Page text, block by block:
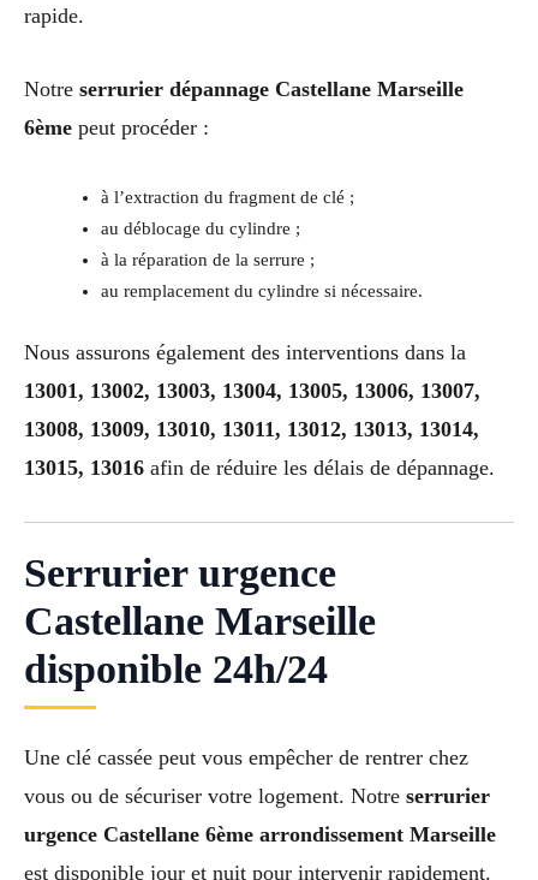
rapide.
Notre serrurier dépannage Castellane Marseille
6ème peut procéder :
à l’extraction du fragment de clé ;
au déblocage du cylindre ;
à la réparation de la serrure ;
au remplacement du cylindre si nécessaire.
Nous assurons également des interventions dans la
13001, 13002, 13003, 13004, 13005, 13006, 13007,
13008, 13009, 13010, 13011, 13012, 13013, 13014,
13015, 13016 afin de réduire les délais de dépannage.
Serrurier urgence
Castellane Marseille
disponible 24h/24
Une clé cassée peut vous empêcher de rentrer chez
vous ou de sécuriser votre logement. Notre serrurier
urgence Castellane 6ème arrondissement Marseille
est disponible jour et nuit pour intervenir rapidement.